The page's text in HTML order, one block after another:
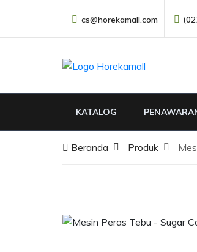
cs@horekamall.com
KATALOG
Beranda Produk